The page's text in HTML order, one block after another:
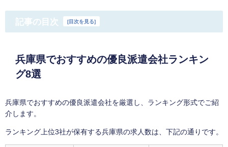
記事の目次 [目次を見る]
兵庫県でおすすめの優良派遣会社ランキン
グ8選
兵庫県でおすすめの優良派遣会社を厳選し、ランキング形式でご紹
介します。
ランキング上位3社が保有する兵庫県の求人数は、下記の通りです。